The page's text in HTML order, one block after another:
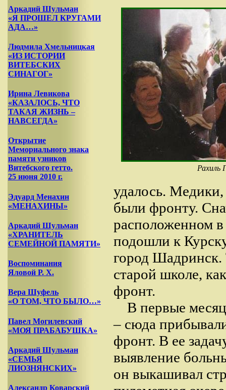
Аркадий Шульман
«Я ПРОШЕЛ КРУГАМИ
АДА…»
Людмила Хмельницкая
«ИЗ ИСТОРИИ
ВИТЕБСКИХ
СИНАГОГ»
Ирина Левикова
«КАЗАЛОСЬ, ЧТО
ТАКАЯ ЖИЗНЬ –
НАВСЕГДА»
Открытие
Мемориального знака
памяти узников
Витебского гетто.
25 июня 2010 г.
Эдуард Менахин
«МЕНАХИНЫ»
Аркадий Шульман
«ХРАНИТЕЛЬ
СЕМЕЙНОЙ ПАМЯТИ»
Воспоминания
Яловой Р. Х.
Вера Шуфель
«О ТОМ, ЧТО БЫЛО…»
Павел Могилевский
«МОЯ ПРАБАБУШКА»
Аркадий Шульман
«СЕМЬЯ
ЛИОЗНЯНСКИХ»
Александр Коварский
Рахиль
удалось.
были фронту.
расположенном
подошли к
город Шадринск.
старой школе,
фронт.
В первые
– сюда
фронт. В ее
выявление
он выкашивал